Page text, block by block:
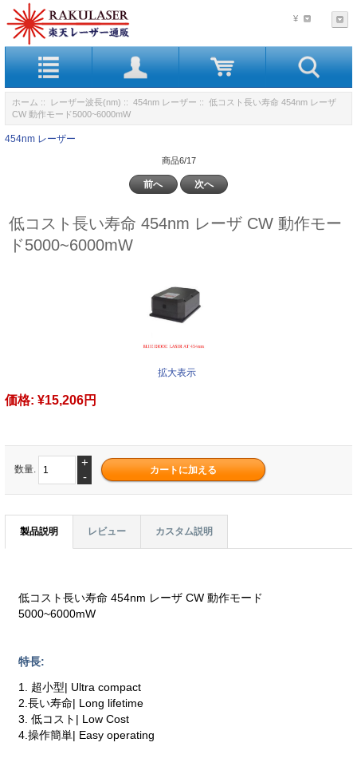
¥
ホーム :: レーザー波長(nm) :: 454nm レーザー :: 低コスト長い寿命 454nm レーザ
CW 動作モード5000~6000mW
454nm レーザー
商品6/17
前へ 次へ
低コスト長い寿命 454nm レーザ CW 動作モー
ド5000~6000mW
拡大表示
価格: ¥15,206円
数量.
+
-
製品説明 レビュー カスタム説明
低コスト長い寿命 454nm レーザ CW 動作モード
5000~6000mW
特長:
1. 超小型| Ultra compact
2.長い寿命| Long lifetime
3. 低コスト| Low Cost
4.操作簡単| Easy operating